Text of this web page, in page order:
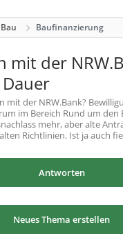
Baufinanzierung
mit der
mit der NRW.Bank?
im Bereich Rund um den
mehr, aber alte
Richtlinien. Ist ja auch
Antworten
Neues Thema erstellen